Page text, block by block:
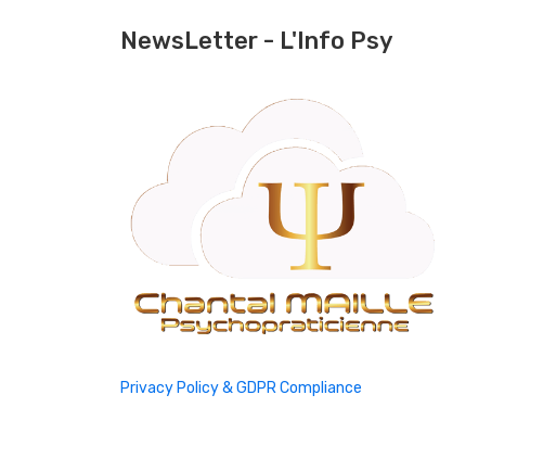
NewsLetter - L'Info Psy
Privacy Policy & GDPR Compliance